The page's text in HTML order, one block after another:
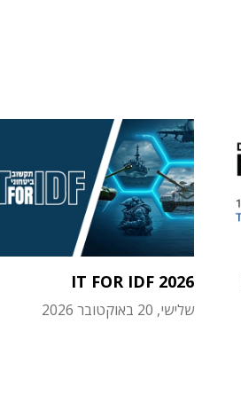
IT FOR IDF 2026
שלישי, 20 באוקטובר 2026